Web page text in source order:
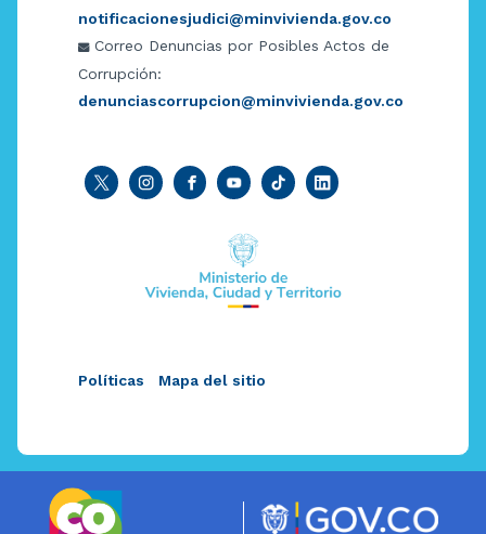
notificacionesjudici@minvivienda.gov.co
Correo Denuncias por Posibles Actos de
Corrupción:
denunciascorrupcion@minvivienda.gov.co
Políticas Mapa del sitio